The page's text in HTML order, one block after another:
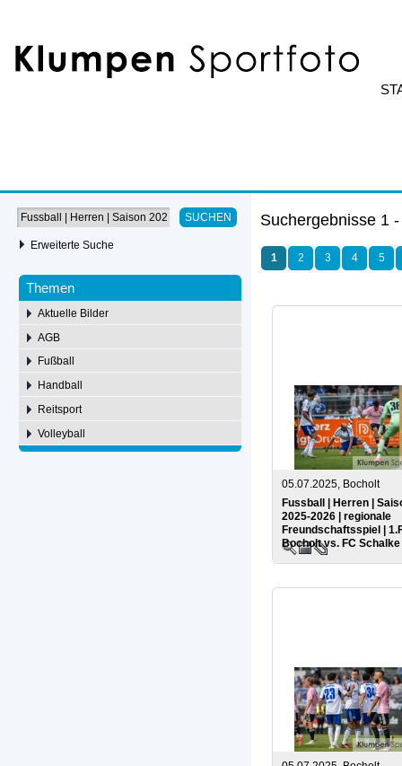
SUCHEN
Erweiterte Suche
Themen
Aktuelle Bilder
AGB
Fußball
Handball
Reitsport
Volleyball
Suchergebnisse 1
1 2 3 4 5
05.07.2025, Bocholt
Fussball | Herren |
2025-2026 | regionale
Freundschaftsspiel |
Bocholt vs. FC Schalke